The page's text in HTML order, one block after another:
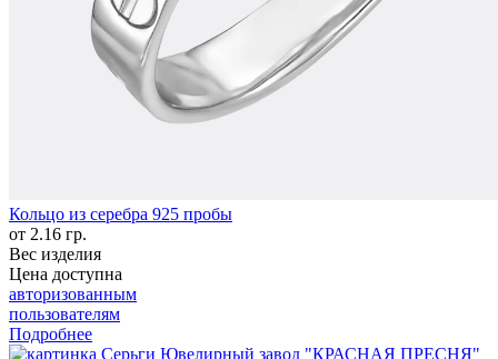
Кольцо из серебра 925 пробы
от 2.16 гр.
Вес изделия
Цена доступна
авторизованным
пользователям
Подробнее